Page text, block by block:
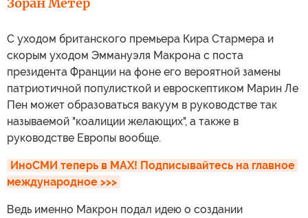
С уходом британского премьера Кира Стармера и
скорым уходом Эммануэля Макрона с поста
президента Франции на фоне его вероятной замены
патриотичной популисткой и евроскептиком Марин Ле
Пен может образоваться вакуум в руководстве так
называемой "коалиции желающих", а также в
руководстве Европы вообще.
ИноСМИ теперь в MAX! Подписывайтесь на главное
международное >>>
Ведь именно Макрон подал идею о создании